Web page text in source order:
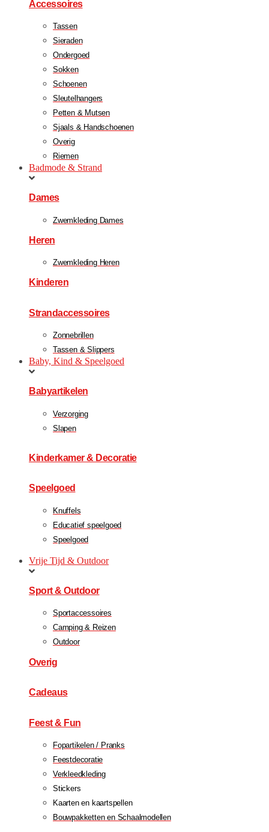
Accessoires
Tassen
Sieraden
Ondergoed
Sokken
Schoenen
Sleutelhangers
Petten & Mutsen
Sjaals & Handschoenen
Overig
Riemen
Badmode & Strand
Dames
Zwemkleding Dames
Heren
Zwemkleding Heren
Kinderen
Strandaccessoires
Zonnebrillen
Tassen & Slippers
Baby, Kind & Speelgoed
Babyartikelen
Verzorging
Slapen
Kinderkamer & Decoratie
Speelgoed
Knuffels
Educatief speelgoed
Speelgoed
Vrije Tijd & Outdoor
Sport & Outdoor
Sportaccessoires
Camping & Reizen
Outdoor
Overig
Cadeaus
Feest & Fun
Fopartikelen / Pranks
Feestdecoratie
Verkleedkleding
Stickers
Kaarten en kaartspellen
Bouwpakketten en Schaalmodellen